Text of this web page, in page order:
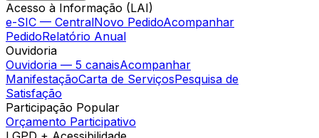
Acesso à Informação (LAI)
e-SIC — CentralNovo PedidoAcompanhar
PedidoRelatório Anual
Ouvidoria
Ouvidoria — 5 canaisAcompanhar
ManifestaçãoCarta de ServiçosPesquisa de
Satisfação
Participação Popular
Orçamento Participativo